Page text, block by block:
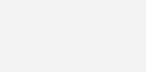
mit verzögerter Erholung. Nicht
Zahl postinfektiöser Erkrankungen
gewinnt ME/CFS auch in der
an Bedeutung. Betriebsärztinnen und
dazu beitragen, die Erkrankung
zu vermeiden und